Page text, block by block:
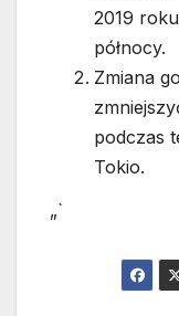
2019
północy.
Zmiana
podczas
Tokio.
„`